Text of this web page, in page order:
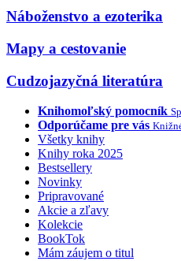
Náboženstvo a ezoterika
Mapy a cestovanie
Cudzojazyčná literatúra
Knihomoľský pomocník
Odporúčame pre vás
Všetky knihy
Knihy roka 2025
Bestsellery
Novinky
Pripravované
Akcie a zľavy
Kolekcie
BookTok
Mám záujem o titul